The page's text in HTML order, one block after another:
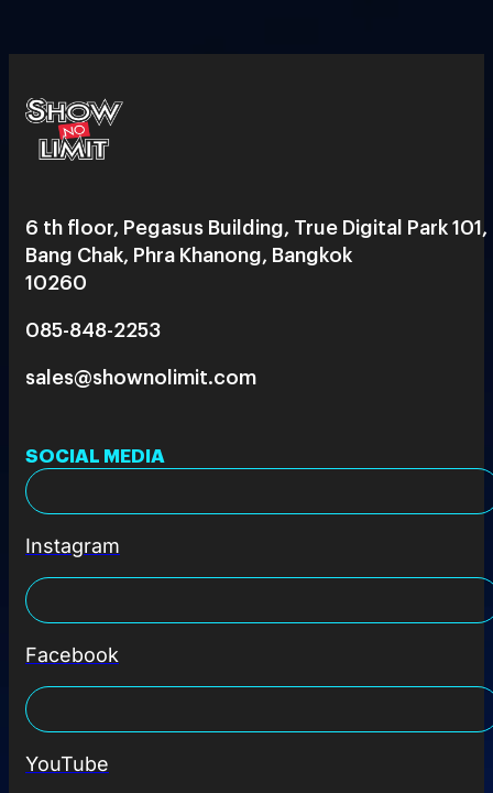
6 th floor, Pegasus Building, True Digital Park 101,
Bang Chak, Phra Khanong, Bangkok
10260
085-848-2253
sales@shownolimit.com
SOCIAL MEDIA
Instagram
Facebook
YouTube